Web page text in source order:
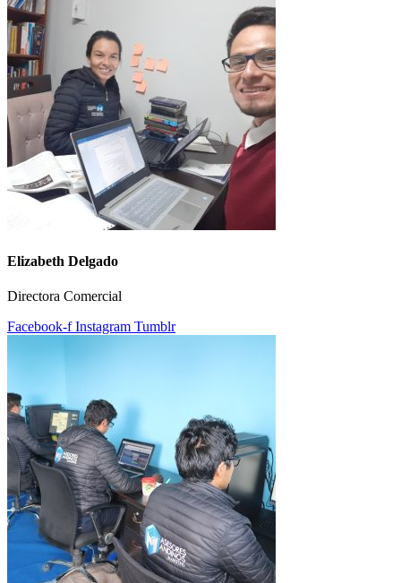
Elizabeth Delgado
Directora Comercial
Facebook-f Instagram Tumblr